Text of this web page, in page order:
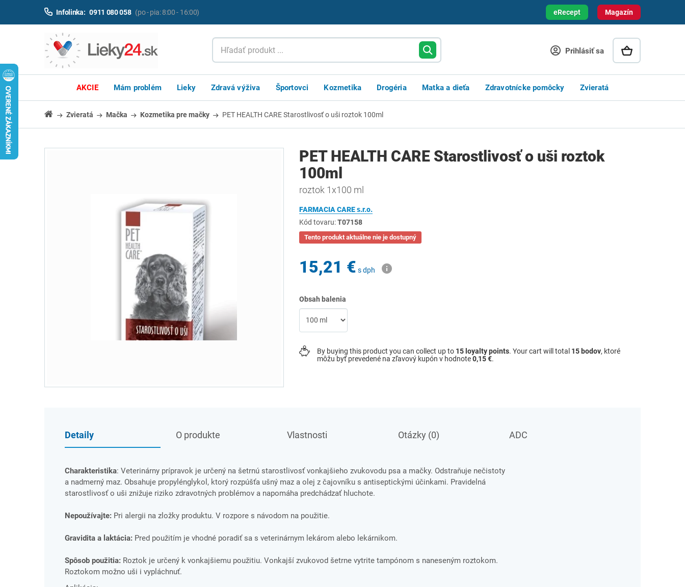
Magazín
Infolinka: 0911 080 058 (po - pia: 8:00 - 16:00) eRecept
Prihlásiť sa
AKCIE Mám problém Lieky Zdravá výživa Športovci Kozmetika Drogéria Matka a dieťa Zdravotnícke pomôcky Zvieratá
Zvieratá Mačka Kozmetika pre mačky PET HEALTH CARE Starostlivosť o uši roztok 100ml
PET HEALTH CARE Starostlivosť o uši roztok
100ml
roztok 1x100 ml
FARMACIA CARE s.r.o.
Kód tovaru:T07158
Tento produkt aktuálne nie je dostupný
15,21 € s dph
Obsah balenia
By buying this product you can collect up to 15 loyalty points. Your cart will total 15 bodov, ktoré
môžu byť prevedené na zľavový kupón v hodnote0,15 €.
Detaily O produkte Vlastnosti Otázky (0) ADC
Charakteristika: Veterinárny prípravok je určený na šetrnú starostlivosť vonkajšieho zvukovodu psa a mačky. Odstraňuje nečistoty
a nadmerný maz. Obsahuje propylénglykol, ktorý rozpúšťa ušný maz a olej z čajovníku s antiseptickými účinkami. Pravidelná
starostlivosť o uši znižuje riziko zdravotných problémov a napomáha predchádzať hluchote.
Nepoužívajte: Pri alergii na zložky produktu. V rozpore s návodom na použitie.
Gravidita a laktácia: Pred použitím je vhodné poradiť sa s veterinárnym lekárom alebo lekárnikom.
Spôsob použitia: Roztok je určený k vonkajšiemu použitiu. Vonkajší zvukovod šetrne vytrite tampónom s naneseným roztokom.
Roztokom možno uši i vypláchnuť.